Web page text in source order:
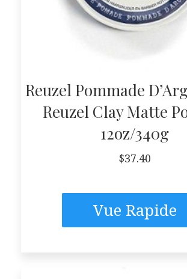
Reuzel Pommade
Reuzel Clay Matte
12oz/340g
$37.40
Vue Rapide